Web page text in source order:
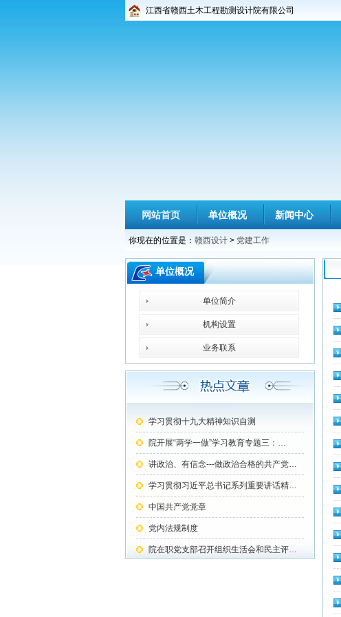
江西省赣西土木工程勘测设计院有限公司
网站首页 单位概况 新闻中心
你现在的位置是： 赣西设计 > 党建工作
单位概况
单位简介
机构设置
业务联系
学习贯彻十九大精神知识自测
院开展“两学一做”学习教育专题三：…
讲政治、有信念---做政治合格的共产党…
学习贯彻习近平总书记系列重要讲话精…
中国共产党党章
党内法规制度
院在职党支部召开组织生活会和民主评…